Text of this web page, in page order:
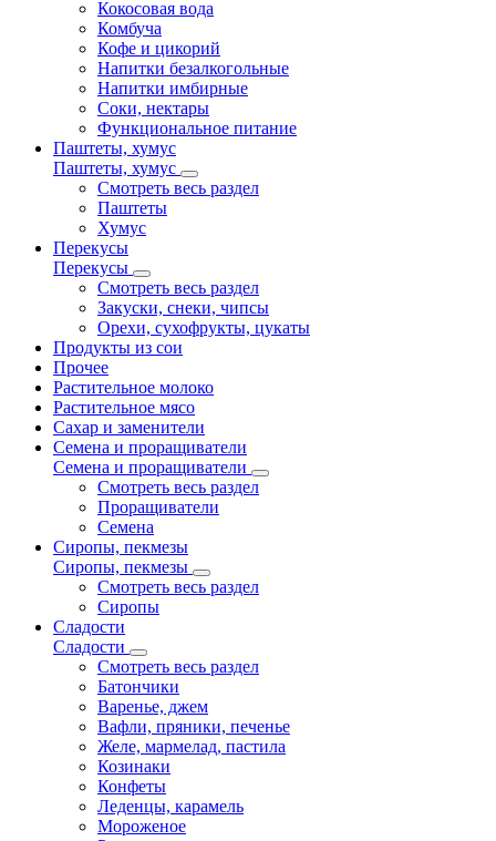
Кокосовая вода
Комбуча
Кофе и цикорий
Напитки безалкогольные
Напитки имбирные
Соки, нектары
Функциональное питание
Паштеты, хумус
Паштеты, хумус
Смотреть весь раздел
Паштеты
Хумус
Перекусы
Перекусы
Смотреть весь раздел
Закуски, снеки, чипсы
Орехи, сухофрукты, цукаты
Продукты из сои
Прочее
Растительное молоко
Растительное мясо
Сахар и заменители
Семена и проращиватели
Семена и проращиватели
Смотреть весь раздел
Проращиватели
Семена
Сиропы, пекмезы
Сиропы, пекмезы
Смотреть весь раздел
Сиропы
Сладости
Сладости
Смотреть весь раздел
Батончики
Варенье, джем
Вафли, пряники, печенье
Желе, мармелад, пастила
Козинаки
Конфеты
Леденцы, карамель
Мороженое